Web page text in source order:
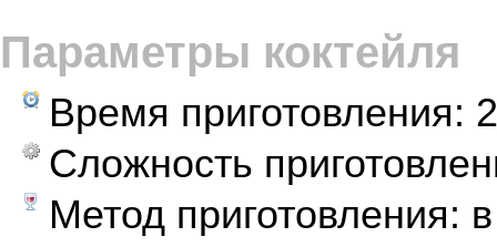
Параметры коктейля
Время приготовления:
Сложность
Метод приготовления: